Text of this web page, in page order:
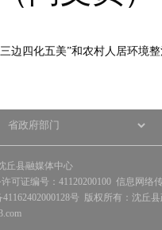
边四化五美”和农村人居环境
丘县融媒体中心
可证编号：41120200100 信息网络
号 版权所有：沈丘